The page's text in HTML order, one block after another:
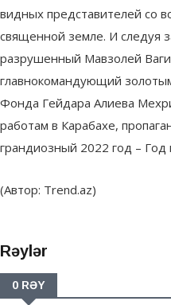
видных представителей со
священной земле. И следуя
разрушенный Мавзолей
главнокомандующий
Фонда Гейдара Алиева
работам в Карабахе,
грандиозный 2022 год –
(Автор: Trend.az)
Rəylər
0 RƏY